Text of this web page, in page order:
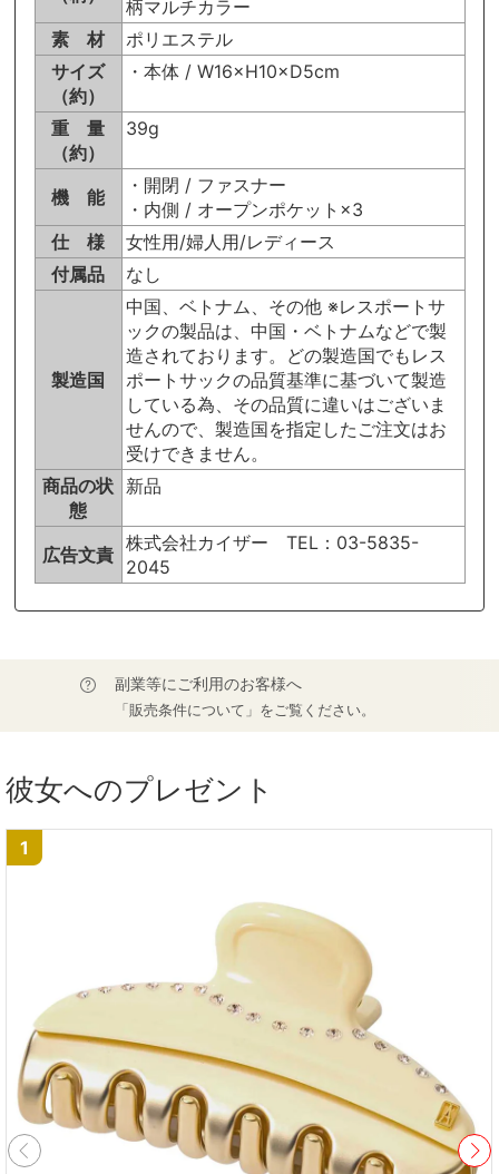
柄マルチカラー
素 材
ポリエステル
サイズ
（約）
・本体 / W16×H10×D5cm
重 量
（約）
39g
機 能
・開閉 / ファスナー
・内側 / オープンポケット×3
仕 様
女性用/婦人用/レディース
付属品
なし
製造国
中国、ベトナム、その他 ※レスポートサ
ックの製品は、中国・ベトナムなどで製
造されております。どの製造国でもレス
ポートサックの品質基準に基づいて製造
している為、その品質に違いはございま
せんので、製造国を指定したご注文はお
受けできません。
商品の状
態
新品
広告文責
株式会社カイザー TEL：03-5835-
2045
副業等にご利用のお客様へ
「販売条件について」をご覧ください。
彼女へのプレゼント
1